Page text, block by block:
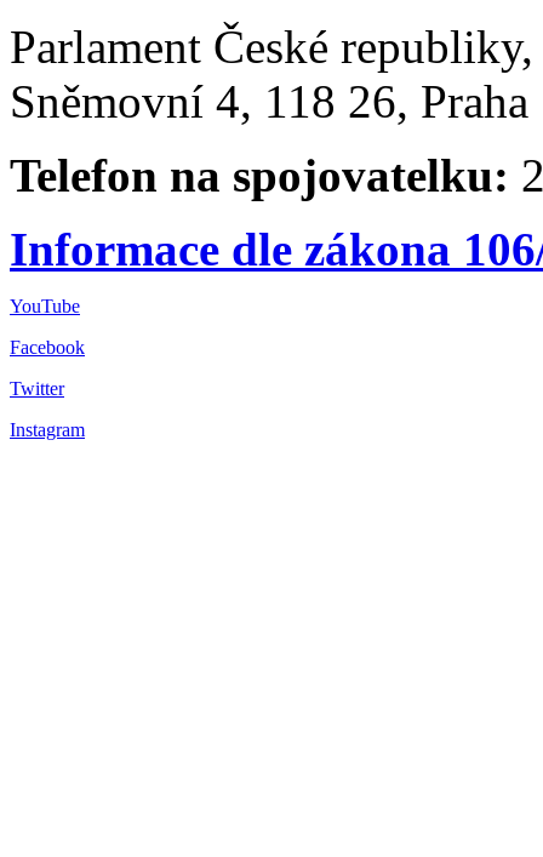
Parlament České
Sněmovní 4, 118 26,
Telefon na spojovatelku:
Informace dle zákona
YouTube
Facebook
Twitter
Instagram